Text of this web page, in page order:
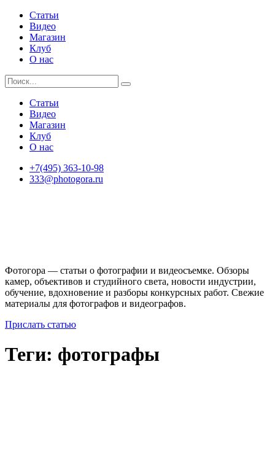
Статьи
Видео
Магазин
Клуб
О нас
Статьи
Видео
Магазин
Клуб
О нас
+7(495) 363-10-98
333@photogora.ru
Фотогора — статьи о фотографии и видеосъемке. Обзоры
камер, объективов и студийного света, новости индустрии,
обучение, вдохновение и разборы конкурсных работ. Свежие
материалы для фотографов и видеографов.
Прислать статью
Теги: фотографы